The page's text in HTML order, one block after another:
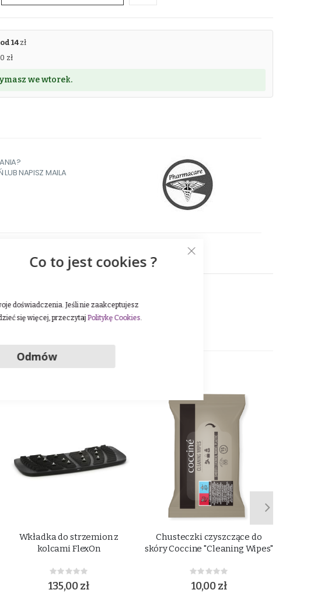
od 14zł
zł
we wtorek.
LUB NAPISZ MAILA
Wkładka do strzemion z
kolcami FlexOn
Rating:
0%
135,00 zł
Chusteczki czyszczące do
skóry Coccine "Cleaning Wipes"
Rating:
0%
10,00 zł
Co to jest cookies ?
doświadczenia. Jeśli nie zaakceptujesz
się więcej, przeczytaj Politykę Cookies.
Odmów